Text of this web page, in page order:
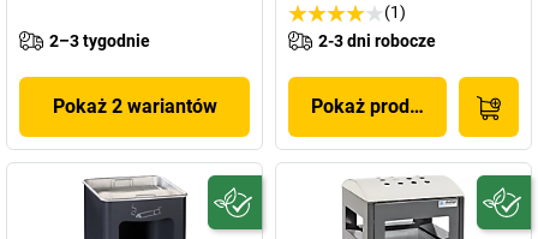
2–3 tygodnie
Pokaż 2 wariantów
(1)
2-3 dni robocze
Pokaż produkt